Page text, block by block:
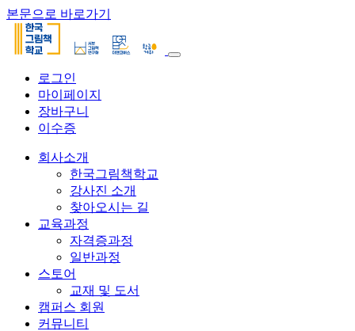
본문으로 바로가기
로그인
마이페이지
장바구니
이수증
회사소개
한국그림책학교
강사진 소개
찾아오시는 길
교육과정
자격증과정
일반과정
스토어
교재 및 도서
캠퍼스 회원
커뮤니티